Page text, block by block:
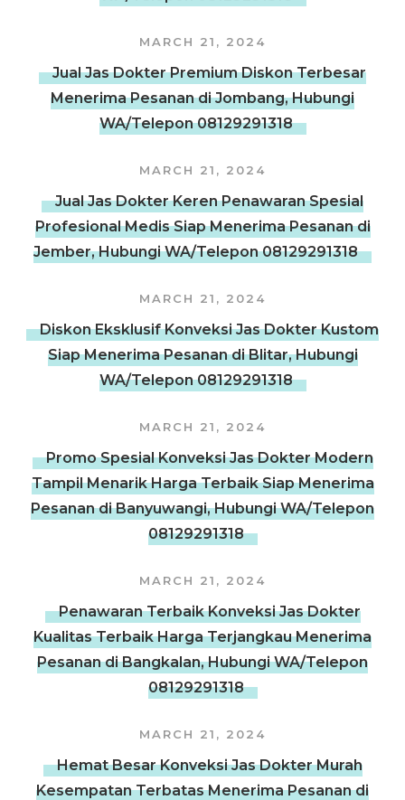
MARCH 21, 2024
Jual Jas Dokter Premium Diskon Terbesar
Menerima Pesanan di Jombang, Hubungi
WA/Telepon 08129291318
MARCH 21, 2024
Jual Jas Dokter Keren Penawaran Spesial
Profesional Medis Siap Menerima Pesanan di
Jember, Hubungi WA/Telepon 08129291318
MARCH 21, 2024
Diskon Eksklusif Konveksi Jas Dokter Kustom
Siap Menerima Pesanan di Blitar, Hubungi
WA/Telepon 08129291318
MARCH 21, 2024
Promo Spesial Konveksi Jas Dokter Modern
Tampil Menarik Harga Terbaik Siap Menerima
Pesanan di Banyuwangi, Hubungi WA/Telepon
08129291318
MARCH 21, 2024
Penawaran Terbaik Konveksi Jas Dokter
Kualitas Terbaik Harga Terjangkau Menerima
Pesanan di Bangkalan, Hubungi WA/Telepon
08129291318
MARCH 21, 2024
Hemat Besar Konveksi Jas Dokter Murah
Kesempatan Terbatas Menerima Pesanan di